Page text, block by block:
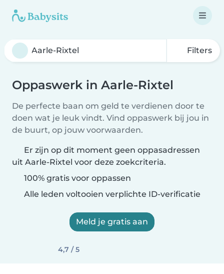
Filters
Oppaswerk in Aarle-Rixtel
De perfecte baan om geld te verdienen door te
doen wat je leuk vindt. Vind oppaswerk bij jou in
de buurt, op jouw voorwaarden.
Er zijn op dit moment geen oppasadressen
uit Aarle-Rixtel voor deze zoekcriteria.
100% gratis voor oppassen
Alle leden voltooien verplichte ID-verificatie
Meld je gratis aan
4,7 / 5